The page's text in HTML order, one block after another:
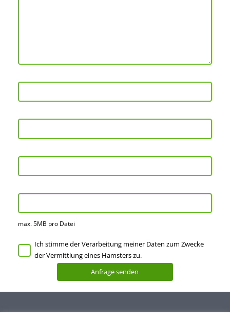
max. 5MB pro Datei
Ich stimme der Verarbeitung meiner Daten zum Zwecke
der Vermittlung eines Hamsters zu.